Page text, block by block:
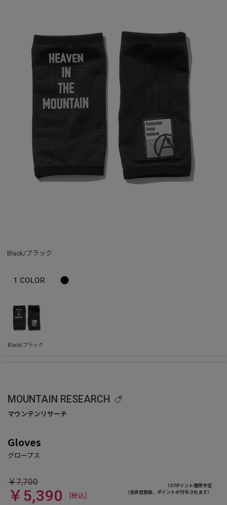
Black/ブラック
1 COLOR
MOUNTAIN RESEARCH
Gloves
￥7,700
￥5,390 [税込]
107ポイント獲得予定
（会員登録後、ポイントが付与されます）